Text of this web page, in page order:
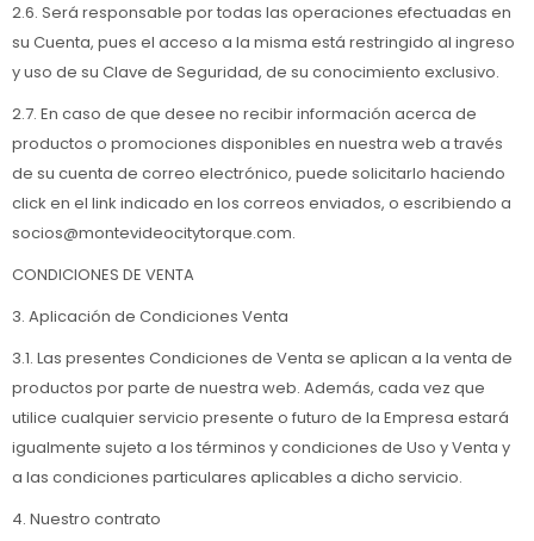
2.6. Será responsable por todas las operaciones efectuadas en
su Cuenta, pues el acceso a la misma está restringido al ingreso
y uso de su Clave de Seguridad, de su conocimiento exclusivo.
2.7. En caso de que desee no recibir información acerca de
productos o promociones disponibles en nuestra web a través
de su cuenta de correo electrónico, puede solicitarlo haciendo
click en el link indicado en los correos enviados, o escribiendo a
socios@montevideocitytorque.com.
CONDICIONES DE VENTA
3. Aplicación de Condiciones Venta
3.1. Las presentes Condiciones de Venta se aplican a la venta de
productos por parte de nuestra web. Además, cada vez que
utilice cualquier servicio presente o futuro de la Empresa estará
igualmente sujeto a los términos y condiciones de Uso y Venta y
a las condiciones particulares aplicables a dicho servicio.
4. Nuestro contrato